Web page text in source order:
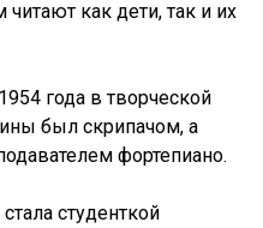
как дети, так и их
года в творческой
был скрипачом, а
фортепиано.
студенткой